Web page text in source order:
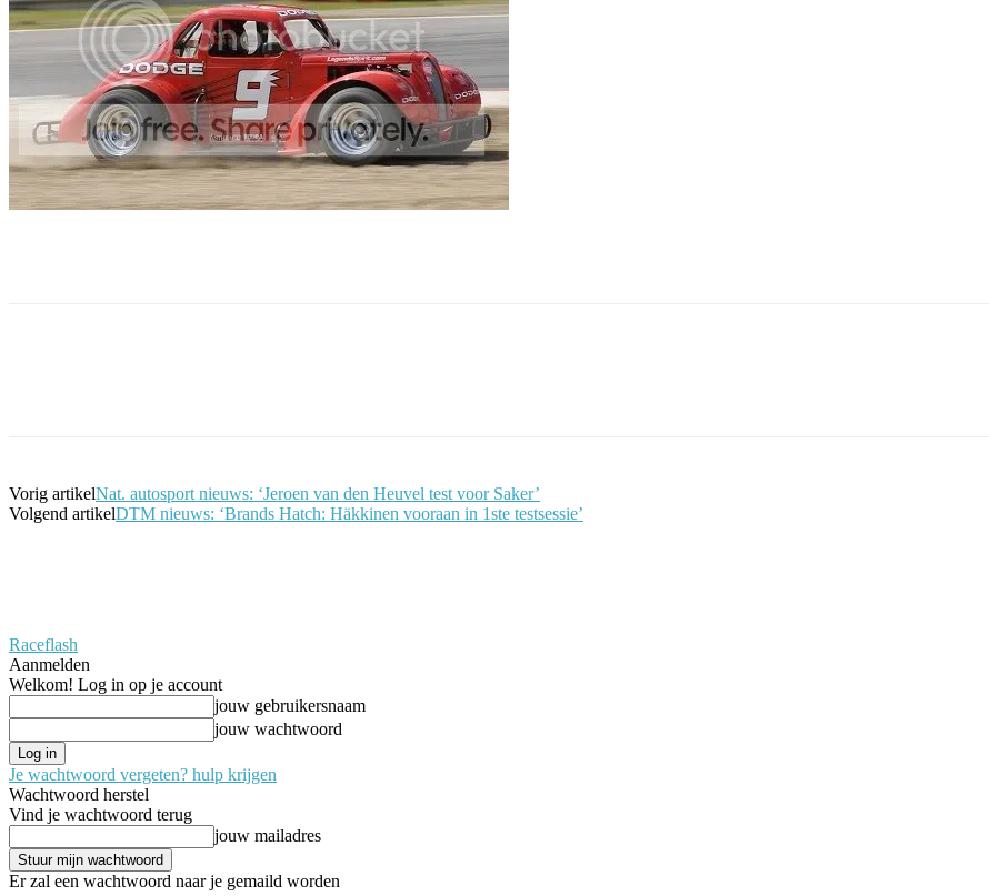
Vorig artikelNat. autosport nieuws: ‘Jeroen van den Heuvel test voor Saker’
Volgend artikelDTM nieuws: ‘Brands Hatch: Häkkinen vooraan in 1ste testsessie’
Raceflash
Aanmelden
Welkom! Log in op je account
jouw gebruikersnaam
jouw wachtwoord
Je wachtwoord vergeten? hulp krijgen
Wachtwoord herstel
Vind je wachtwoord terug
jouw mailadres
Er zal een wachtwoord naar je gemaild worden